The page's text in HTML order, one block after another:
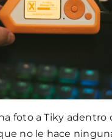
foto a Tiky adentro
no le hace